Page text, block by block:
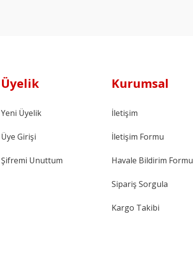
Üyelik
Yeni Üyelik
Üye Girişi
Şifremi Unuttum
Kurumsal
İletişim
İletişim Formu
Havale Bildirim Formu
Sipariş Sorgula
Kargo Takibi